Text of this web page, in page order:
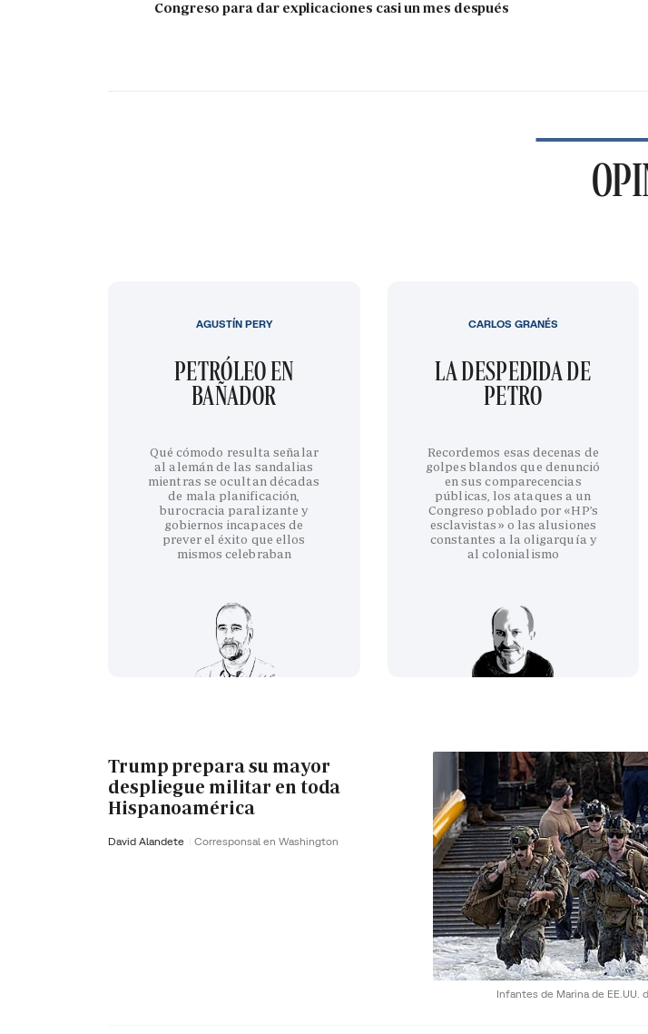
Congreso para dar explicaciones casi un mes después
PETRÓLEO EN
BAÑADOR
Qué cómodo resulta señalar
al alemán de las sandalias
mientras se ocultan décadas
de mala planificación,
burocracia paralizante y
gobiernos incapaces de
prever el éxito que ellos
mismos celebraban
AGUSTÍN PERY
LA DESPEDIDA DE
PETRO
Recordemos esas decenas de
golpes blandos que denunció
en sus comparecencias
públicas, los ataques a un
Congreso poblado por «HP’s
esclavistas» o las alusiones
constantes a la oligarquía y
al colonialismo
CARLOS GRANÉS
Infantes de Marina de EE.UU.
Trump prepara su mayor
despliegue militar en toda
Hispanoamérica
David Alandete Corresponsal en Washington